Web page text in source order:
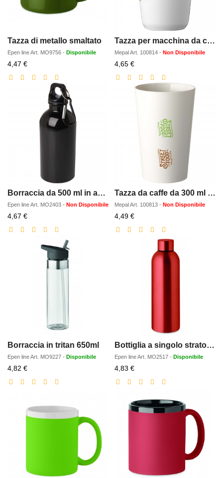
Tazza di metallo smaltato
Epen lineArt. MO9756 - Disponibile
4,47 €Prezzo
scontato
Tazza per macchina da caffe da 165 ml Mepal
MepalArt. 100814 - Non Disponibile
4,65 €Prezzo
scontato
Borraccia da 500 ml in acciaio inossidabile
Epen lineArt. MO2403 - Non Disponibile
4,67 €Prezzo
scontato
Tazza da caffe da 300 ml Mepal Pro
MepalArt. 100813 - Non Disponibile
4,49 €Prezzo
scontato
Borraccia in tritan 650ml
Epen lineArt. MO9227 - Disponibile
4,82 €Prezzo
scontato
Bottiglia a singolo strato750 m
Epen lineArt. MO2517 - Disponibile
4,83 €Prezzo
scontato